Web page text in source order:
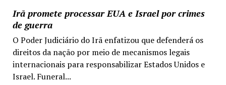
Irã promete processar EUA e Israel por crimes
de guerra
O Poder Judiciário do Irã enfatizou que defenderá os
direitos da nação por meio de mecanismos legais
internacionais para responsabilizar Estados Unidos e
Israel. Funeral...